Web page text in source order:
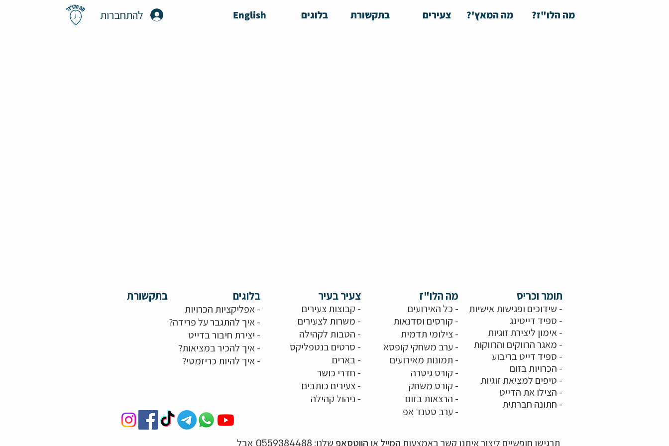
מה הלו"ז? מה המאץ'? צעירים בתקשורת בלוגים English להתחברות
בתקשורת בלוגים
-אפליקציות הכרויות
-איך להתגבר על פרידה?
- יצירת חיבור בדייט
-איך להכיר במציאות?
-איך להיות כריזמטי?
צעיר בעיר
- קבוצות צעירים
- משרות לצעירים
- הטבות לקהילה
- סרטים בנטפליקס
- בארים
- חדרי כושר
-צעירים כותבים
- ניהול קהילה
מה הלו"ז
- כל האירועים
- קורסים וסדנאות
-צילומי תדמית
- ערב משחקי קופסא
- תמונות מאירועים
- קורס גיטרה
- קורס משחק
- הרצאות בזום
- ערב סטנד אפ
תומר וכריס
- שידוכים ופגישות אישיות
- ספיד דייטינג
-אימון ליצירת זוגיות
- מאגר הרווקים והרווקות
- ספיד דייט בריבוע
- הכרויות בזום
- טיפים למציאת זוגיות
- הצילו את הדייט
- חתונה חברתית
תרגישו חופשיים ליצור איתנו קשר באמצעות המייל או הווטסאפ שלנו: אבל